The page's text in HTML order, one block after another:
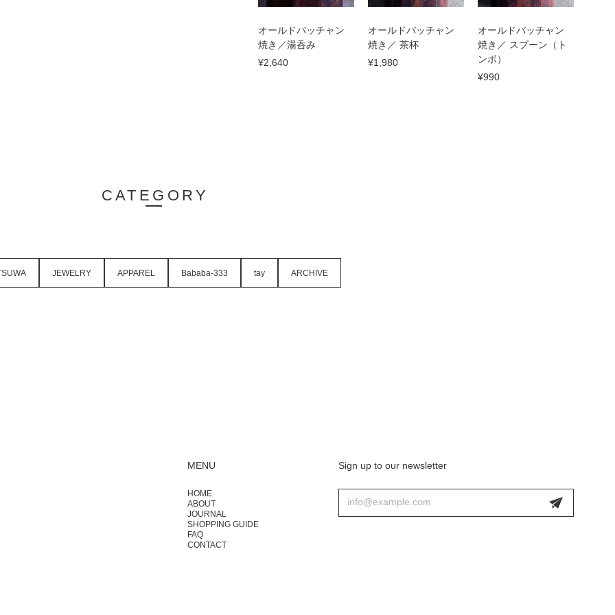
オールドバッチャン
焼き／湯呑み
¥2,640
オールドバッチャン
焼き／ 茶杯
¥1,980
オールドバッチャン
焼き／ スプーン（ト
ンボ）
¥990
CATEGORY
JEWELRY APPAREL Bababa-333 tay ARCHIVE
MENU
HOME
ABOUT
JOURNAL
SHOPPING GUIDE
FAQ
CONTACT
Sign up to our newsletter